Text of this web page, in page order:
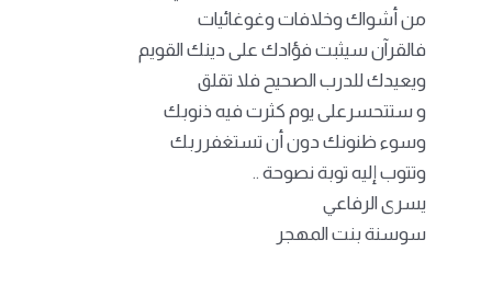
من أشواك وخلافات وغوغائيات
فالقرآن سيثبت فؤادك على دينك القويم
ويعيدك للدرب الصحيح فلا تقلق
و ستتحسرعلى يوم كثرت فيه ذنوبك
وسوء ظنونك دون أن تستغفرربك
وتتوب إليه توبة نصوحة ..
يسرى الرفاعي
سوسنة بنت المهجر